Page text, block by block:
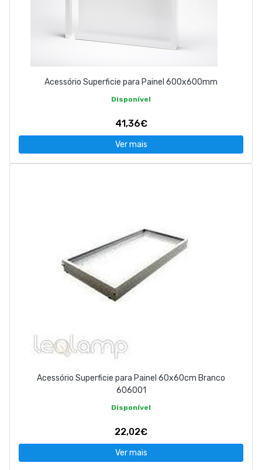
Acessório Superficie para Painel 600x600mm
Disponível
41,36€
Ver mais
Acessório Superficie para Painel 60x60cm Branco
606001
Disponível
22,02€
Ver mais